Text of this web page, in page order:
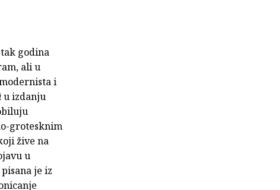
godina
ali u
i
u izdanju
grotesknim
žive na
u
je iz